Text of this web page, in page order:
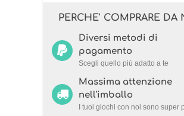
PERCHE' COMPRARE DA
Diversi metodi di
pagamento
Scegli quello più adatto a te
Massima attenzione
nell'imballo
I tuoi giochi con noi sono super